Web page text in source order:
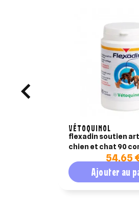
VÉTOQUINOL
flexadin soutien
chien et chat 90
54,65
Ajouter au